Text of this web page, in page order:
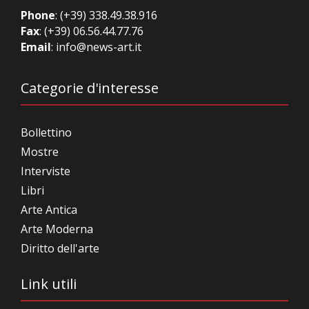
Phone: (+39) 338.49.38.916
Fax: (+39) 06.56.44.77.76
Email: info@news-art.it
Categorie d'interesse
Bollettino
Mostre
Interviste
Libri
Arte Antica
Arte Moderna
Diritto dell'arte
Link utili